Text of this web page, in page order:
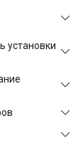
установки